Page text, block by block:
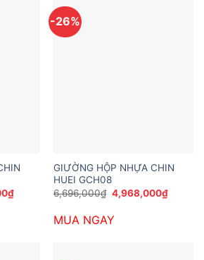
₫Giá
hiện
4,968,000₫.
-26%
GIƯỜNG HỘP NHỰA CHIN
HUEI GCH08
6,696,000₫ Giá
gốc
6,696,000₫.
4,968,000₫Giá
hiện
MUA NGAY